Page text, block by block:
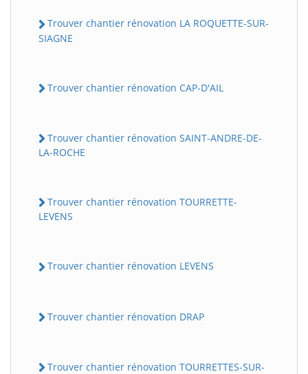
Trouver chantier rénovation LA ROQUETTE-SUR-
SIAGNE
Trouver chantier rénovation CAP-D'AIL
Trouver chantier rénovation SAINT-ANDRE-DE-
LA-ROCHE
Trouver chantier rénovation TOURRETTE-
LEVENS
Trouver chantier rénovation LEVENS
Trouver chantier rénovation DRAP
Trouver chantier rénovation TOURRETTES-SUR-